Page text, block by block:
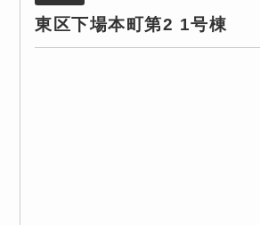
東区下場本町第2 1号棟